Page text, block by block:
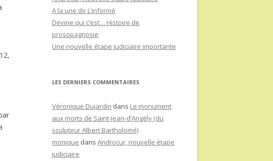
A la une de L’informé
Devine qui c’est… Histoire de
prosopagnosie
Une nouvelle étape judiciaire importante
LES DERNIERS COMMENTAIRES
Véronique Dujardin dans Le monument
aux morts de Saint-Jean-d’Angély (du
sculpteur Albert Bartholomé)
monique dans Androcur, nouvelle étape
judiciaire